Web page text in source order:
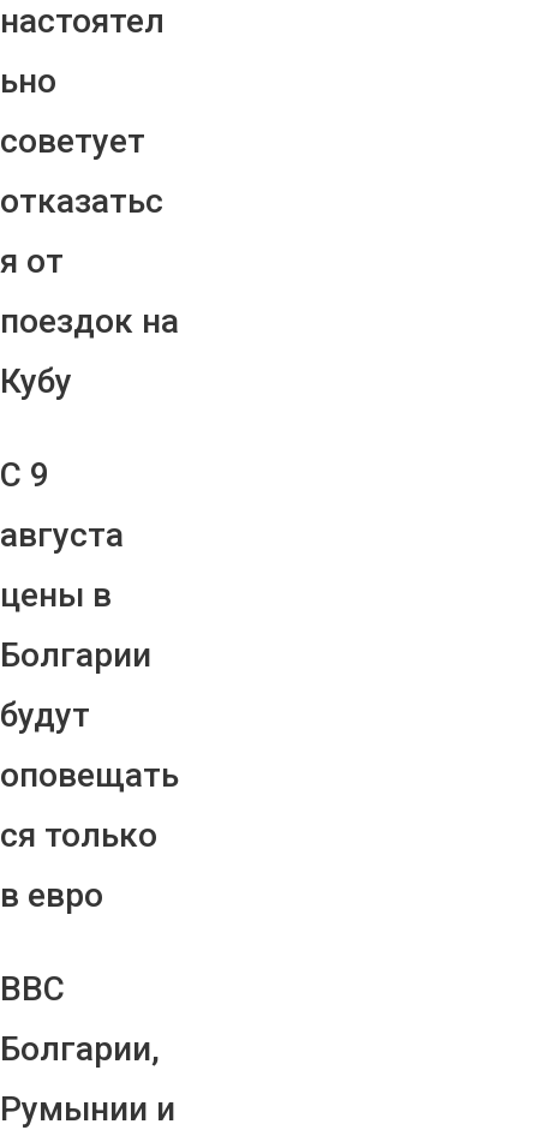
настоятел
ьно
советует
отказатьс
я от
поездок на
Кубу
С 9
августа
цены в
Болгарии
будут
оповещать
ся только
в евро
ВВС
Болгарии,
Румынии и